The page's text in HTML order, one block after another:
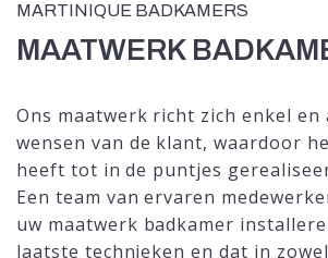
MARTINIQUE BADKAMERS
MAATWERK
Ons maatwerk richt zich enkel en
wensen van de klant, waardoor
heeft tot in de puntjes
Een team van ervaren
uw maatwerk badkamer
laatste technieken en dat in